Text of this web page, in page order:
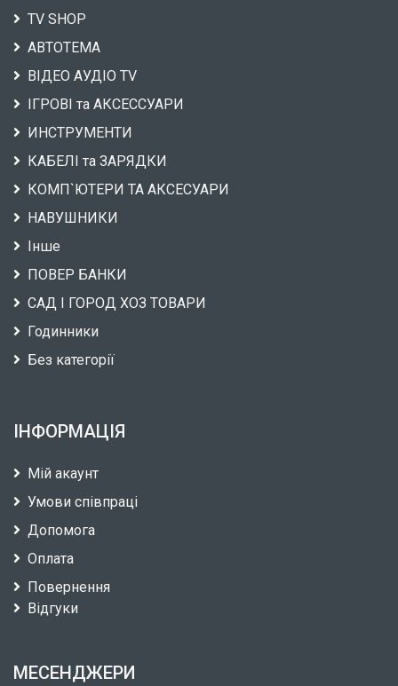
TV SHOP
АВТОТЕМА
ВІДЕО АУДІО TV
ІГРОВІ та АКСЕССУАРИ
ИНСТРУМЕНТИ
КАБЕЛІ та ЗАРЯДКИ
КОМП`ЮТЕРИ ТА АКСЕСУАРИ
НАВУШНИКИ
Інше
ПОВЕР БАНКИ
САД І ГОРОД ХОЗ ТОВАРИ
Годинники
Без категорії
ІНФОРМАЦІЯ
Мій акаунт
Умови співпраці
Допомога
Оплата
Повернення
Відгуки
МЕСЕНДЖЕРИ